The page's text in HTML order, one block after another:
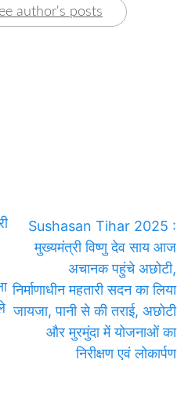
author's posts
Sushasan Tihar 2025 :
मुख्यमंत्री विष्णु देव साय आज
अचानक पहुंचे अछोटी,
निर्माणाधीन महतारी सदन का लिया
जायजा, पानी से की तराई, अछोटी
और मुरमुंदा में योजनाओं का
निरीक्षण एवं लोकार्पण